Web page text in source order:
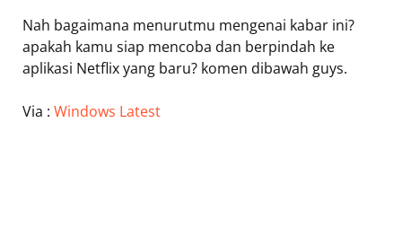
Nah bagaimana menurutmu mengenai kabar ini?
apakah kamu siap mencoba dan berpindah ke
aplikasi Netflix yang baru? komen dibawah guys.
Via : Windows Latest